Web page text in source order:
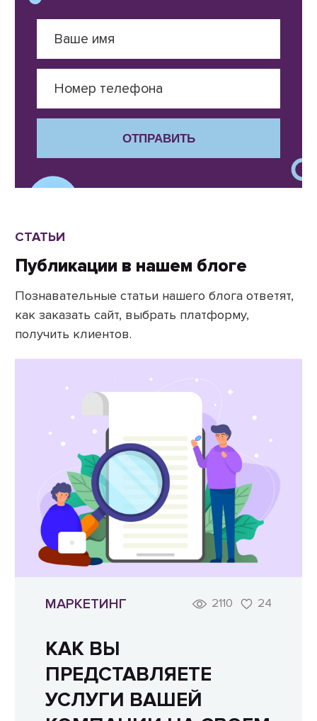
ОТПРАВИТЬ
СТАТЬИ
Публикации в нашем блоге
Познавательные статьи нашего блога ответят,
как заказать сайт, выбрать платформу,
получить клиентов.
МАРКЕТИНГ 2110 24
КАК ВЫ
ПРЕДСТАВЛЯЕТЕ
УСЛУГИ ВАШЕЙ